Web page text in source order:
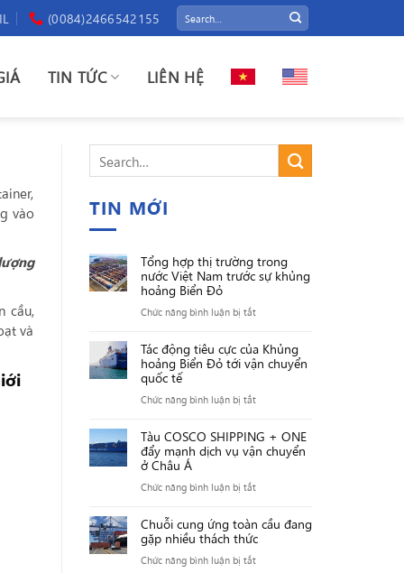
(0084)2466542155
TIN TỨC LIÊN HỆ
vào
cầu,
và
TIN MỚI
Tổng hợp thị trường trong
nước Việt Nam trước sự khủng
hoảng Biển Đỏ
Chức năng bình luận bị tắtở
hợp
thị
nước
Việt
trước
khủng
Tác động tiêu cực của Khủng
hoảng Biển Đỏ tới vận chuyển
quốc tế
Chức năng bình luận bị tắtở
động
tiêu
Khủng
hoảng
Biển
Tàu COSCO SHIPPING + ONE
đẩy mạnh dịch vụ vận chuyển
ở Châu Á
Chức năng bình luận bị tắtở
COSCO
SHIPPING
+
Chuỗi cung ứng toàn cầu đang
gặp nhiều thách thức
Chức năng bình luận bị tắtở